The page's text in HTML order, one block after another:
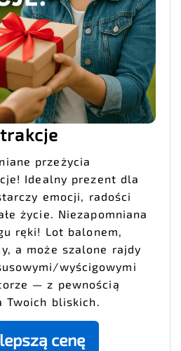
przeżycia
Idealny prezent dla
emocji, radości
życie. Niezapomniana
ręki! Lot balonem,
a może szalone rajdy
wyścigowymi
— z pewnością
Twoich bliskich.
cenę